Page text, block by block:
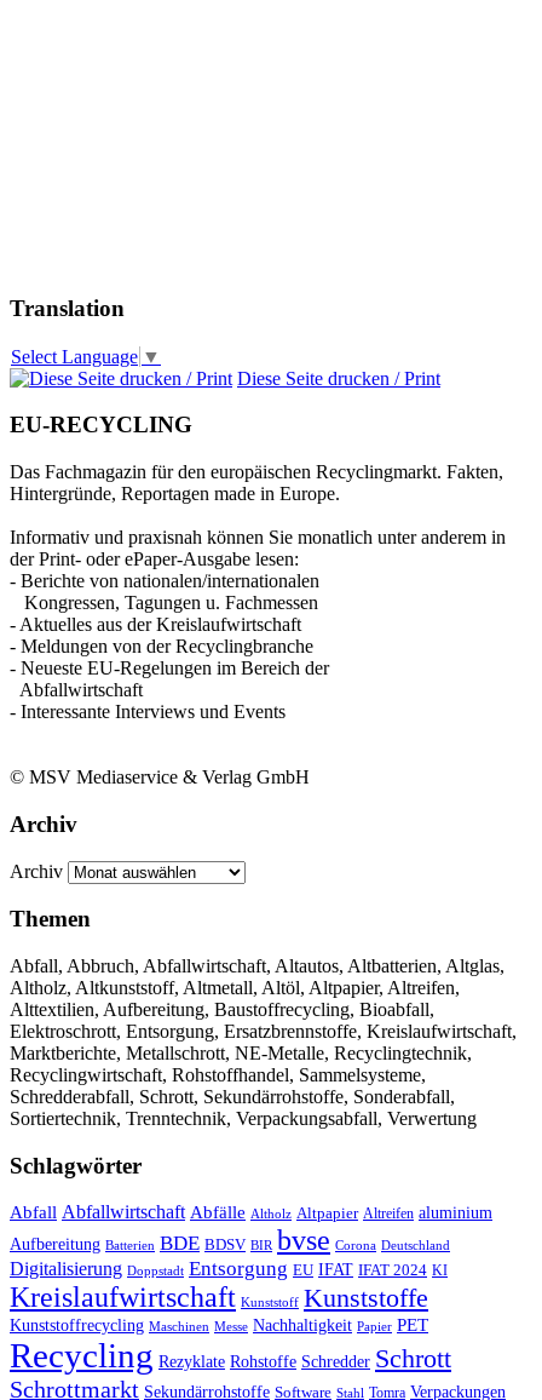
Translation
Select Language ▼
Diese Seite drucken / Print
EU-RECYCLING
Das Fachmagazin für den europäischen Recyclingmarkt. Fakten,
Hintergründe, Reportagen made in Europe.
Informativ und praxisnah können Sie monatlich unter anderem in
der Print- oder ePaper-Ausgabe lesen:
- Berichte von nationalen/internationalen
Kongressen, Tagungen u. Fachmessen
- Aktuelles aus der Kreislaufwirtschaft
- Meldungen von der Recyclingbranche
- Neueste EU-Regelungen im Bereich der
Abfallwirtschaft
- Interessante Interviews und Events
© MSV Mediaservice & Verlag GmbH
Archiv
Archiv
Themen
Abfall, Abbruch, Abfallwirtschaft, Altautos, Altbatterien, Altglas,
Altholz, Altkunststoff, Altmetall, Altöl, Altpapier, Altreifen,
Alttextilien, Aufbereitung, Baustoffrecycling, Bioabfall,
Elektroschrott, Entsorgung, Ersatzbrennstoffe, Kreislaufwirtschaft,
Marktberichte, Metallschrott, NE-Metalle, Recyclingtechnik,
Recyclingwirtschaft, Rohstoffhandel, Sammelsysteme,
Schredderabfall, Schrott, Sekundärrohstoffe, Sonderabfall,
Sortiertechnik, Trenntechnik, Verpackungsabfall, Verwertung
Schlagwörter
Abfall Abfallwirtschaft Abfälle Altholz Altpapier Altreifen aluminium
Aufbereitung Batterien BDE BDSV BIR bvse Corona Deutschland
Digitalisierung Doppstadt Entsorgung EU IFAT IFAT 2024 KI
Kreislaufwirtschaft Kunststoff Kunststoffe
Kunststoffrecycling Maschinen Messe Nachhaltigkeit Papier PET
Recycling Rezyklate Rohstoffe Schredder Schrott
Schrottmarkt Sekundärrohstoffe Software Stahl Tomra Verpackungen